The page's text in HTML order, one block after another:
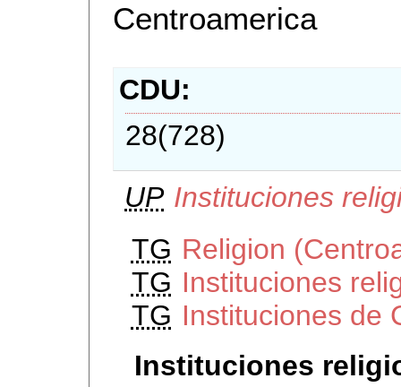
Centroamerica
CDU
28(728)
UP Instituciones
TG Religion
TG Instituciones
TG Instituciones de
Instituciones